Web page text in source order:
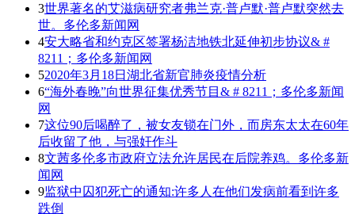
3世界著名的艾滋病研究者弗兰克·普卢默·普卢默突然去
世。多伦多新闻网
4安大略省和约克区签署杨洁地铁北延伸初步协议& #
8211；多伦多新闻网
52020年3月18日湖北省新官肺炎疫情分析
6“海外春晚”向世界征集优秀节目& # 8211；多伦多新闻
网
7这位90后喝醉了，被女友锁在门外，而房东太太在60年
后收留了他，与强奸作斗
8文茜多伦多市政府立法允许居民在后院养鸡。多伦多新
闻网
9监狱中囚犯死亡的通知:许多人在他们发病前看到许多
跌倒